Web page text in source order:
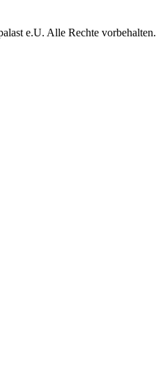
e.U. Alle Rechte vorbehalten.